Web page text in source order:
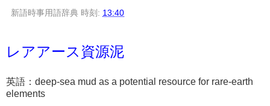
新語時事用語辞典 時刻: 13:40
レアアース資源泥
英語：deep-sea mud as a potential resource for rare-earth
elements